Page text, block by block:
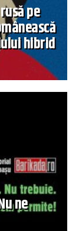
pe
hibrid
ne